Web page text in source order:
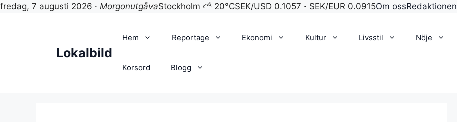
fredag, 7 augusti 2026 · MorgonutgåvaStockholm ⛅ 20°CSEK/USD 0.1057 · SEK/EUR 0.0915Om ossRedaktionen
Lokalbild
Hem Reportage Ekonomi Kultur Livsstil Nöje
Korsord Blogg